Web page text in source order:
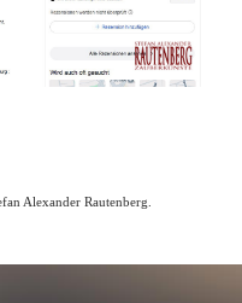
Alexander Rautenberg.